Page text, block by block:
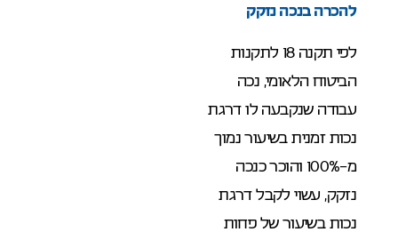
להכרה בנכה נזקק
לפי תקנה 18 לתקנות
הביטוח הלאומי, נכה
עבודה שנקבעה לו דרגת
נכות זמנית בשיעור נמוך
מ-100% והוכר כנכה
נזקק, עשוי לקבל דרגת
נכות בשיעור של פחות